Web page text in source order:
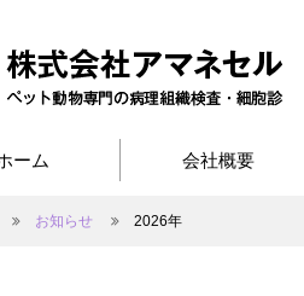
ーム 会社概要
お知らせ 2026年